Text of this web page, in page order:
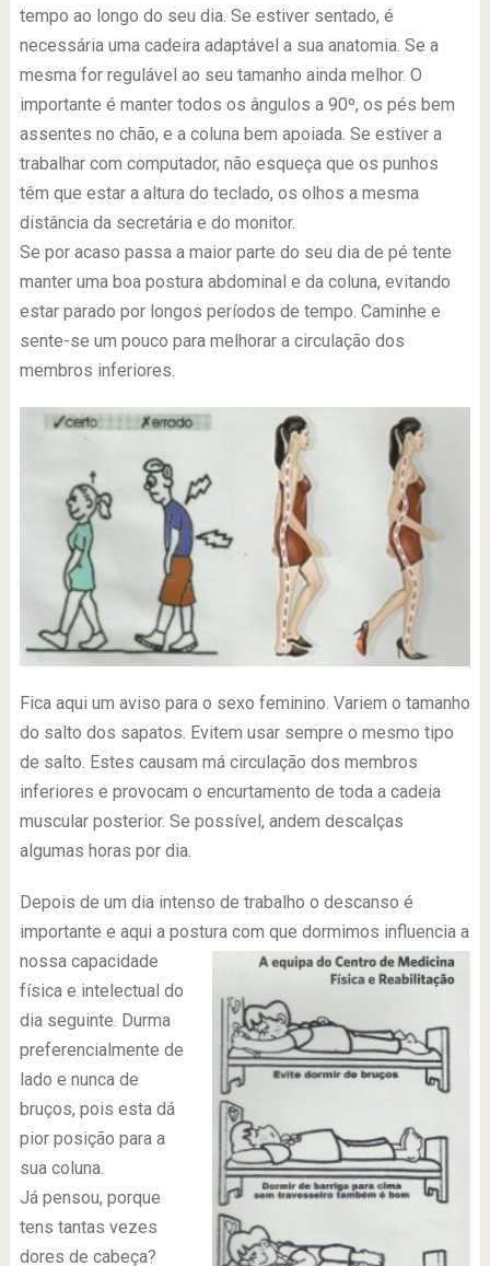
tempo ao longo do seu dia. Se estiver sentado, é
necessária uma cadeira adaptável a sua anatomia. Se a
mesma for regulável ao seu tamanho ainda melhor. O
importante é manter todos os ângulos a 90º, os pés bem
assentes no chão, e a coluna bem apoiada. Se estiver a
trabalhar com computador, não esqueça que os punhos
têm que estar a altura do teclado, os olhos a mesma
distância da secretária e do monitor.
Se por acaso passa a maior parte do seu dia de pé tente
manter uma boa postura abdominal e da coluna, evitando
estar parado por longos períodos de tempo. Caminhe e
sente-se um pouco para melhorar a circulação dos
membros inferiores.
Fica aqui um aviso para o sexo feminino. Variem o tamanho
do salto dos sapatos. Evitem usar sempre o mesmo tipo
de salto. Estes causam má circulação dos membros
inferiores e provocam o encurtamento de toda a cadeia
muscular posterior. Se possível, andem descalças
algumas horas por dia.
Depois de um dia intenso de trabalho o descanso é
importante e aqui a postura com que dormimos influencia a
nossa capacidade
física e intelectual do
dia seguinte. Durma
preferencialmente de
lado e nunca de
bruços, pois esta dá
pior posição para a
sua coluna.
Já pensou, porque
tens tantas vezes
dores de cabeça?